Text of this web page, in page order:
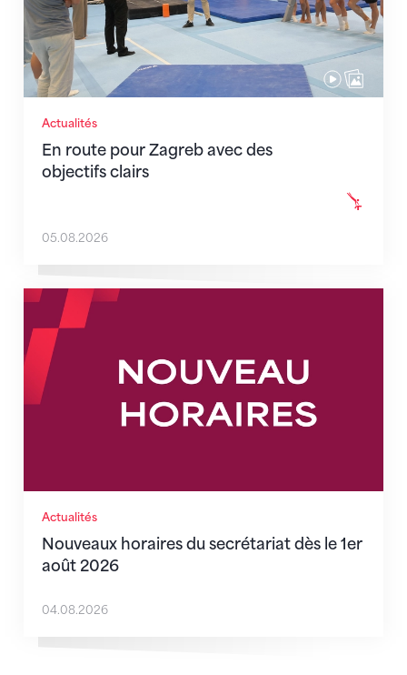
Actualités
En route pour Zagreb avec des
objectifs clairs
05.08.2026
Actualités
Nouveaux horaires du secrétariat dès le 1er
août 2026
Nouveaux horaires du secrétariat dès le 1er août
04.08.2026